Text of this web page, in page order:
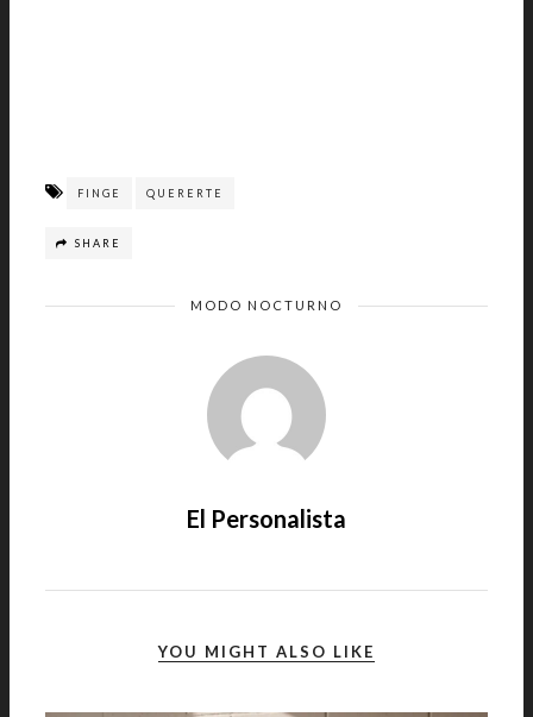
FINGE QUERERTE
SHARE
MODO NOCTURNO
El Personalista
YOU MIGHT ALSO LIKE